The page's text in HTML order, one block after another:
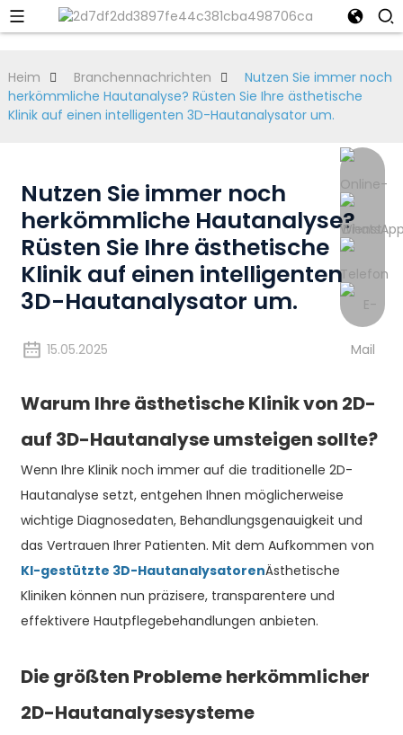
Heim Branchennachrichten
Nutzen Sie immer noch
herkömmliche Hautanalyse? Rüsten Sie Ihre ästhetische
Klinik auf einen intelligenten 3D-Hautanalysator um.
Nutzen Sie immer noch
herkömmliche Hautanalyse?
Rüsten Sie Ihre ästhetische
Klinik auf einen intelligenten
3D-Hautanalysator um.
15.05.2025
Warum Ihre ästhetische Klinik von 2D-
auf 3D-Hautanalyse umsteigen sollte?
Wenn Ihre Klinik noch immer auf die traditionelle 2D-
Hautanalyse setzt, entgehen Ihnen möglicherweise
wichtige Diagnosedaten, Behandlungsgenauigkeit und
das Vertrauen Ihrer Patienten. Mit dem Aufkommen von
KI-gestützte 3D-HautanalysatorenÄsthetische
Kliniken können nun präzisere, transparentere und
effektivere Hautpflegebehandlungen anbieten.
Die größten Probleme herkömmlicher
2D-Hautanalysesysteme